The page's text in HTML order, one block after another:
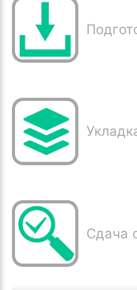
Сдача